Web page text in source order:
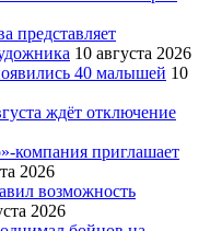
представляет
10 августа 2026
40 малышей 10
ждёт отключение
компания приглашает
2026
возможность
2026